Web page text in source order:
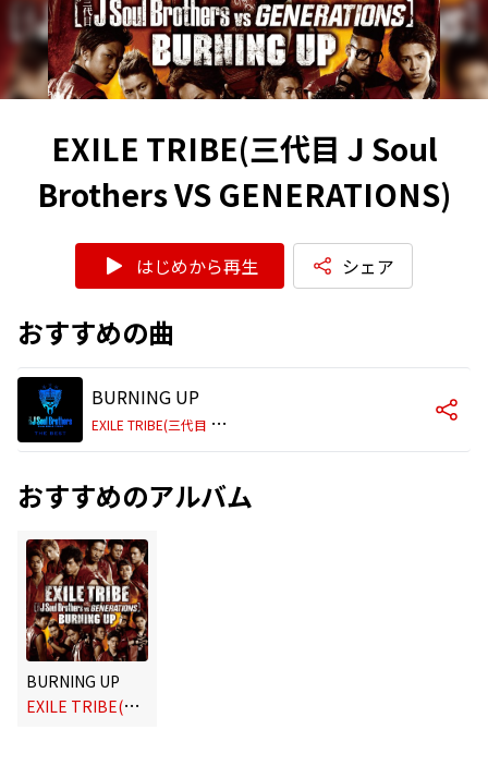
EXILE TRIBE(三代目 J Soul
Brothers VS GENERATIONS)
はじめから再生 シェア
おすすめの曲
BURNING UP
E
XILE TRIBE(三代目 J Soul Brothers VS GENERATIONS)
おすすめのアルバム
BURNING UP
E
XILE TRIBE(三代目 J Soul Brothers VS GENERATIONS)